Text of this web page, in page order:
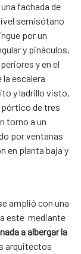
fachada de
semisótano
por un
y pináculos,
y en el
la escalera
y ladrillo visto,
pórtico de tres
torno a un
por ventanas
en planta baja y
amplió con una
este mediante
a albergar la
arquitectos